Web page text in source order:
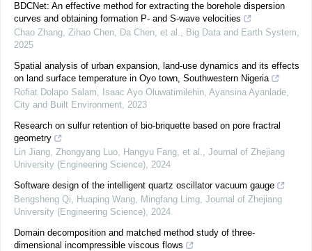
BDCNet: An effective method for extracting the borehole dispersion
curves and obtaining formation P- and S-wave velocities
Chao Zhang, Zihao Chen, Da Chen, et al., Big Data and Earth System,
2025
Spatial analysis of urban expansion, land-use dynamics and its effects
on land surface temperature in Oyo town, Southwestern Nigeria
Rofiat Dolapo Salam, Isaac Ayo Oluwatimilehin, Ayansina Ayanlade,
City and Built Environment, 2023
Research on sulfur retention of bio-briquette based on pore fractral
geometry
Lin Jiang, Zhongyang Luo, Hangyu Fang, et al., Journal of Zhejiang
University (Engineering Science), 2024
Software design of the intelligent quartz oscillator vacuum gauge
Bengsheng Qi, Huaping Wang, Mingfang Limg, Journal of Zhejiang
University (Engineering Science), 2024
Domain decomposition and matched method study of three-
dimensional incompressible viscous flows